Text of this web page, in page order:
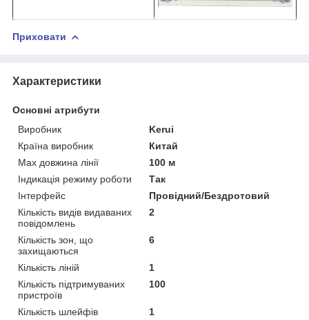
Приховати
Характеристики
Основні атрибути
Виробник
Kerui
Країна виробник
Китай
Max довжина лінії
100 м
Індикація режиму роботи
Так
Інтерфейс
Провідний/Бездротовий
Кількість видів видаваних
повідомлень
2
Кількість зон, що
захищаються
6
Кількість ліній
1
Кількість підтримуваних
пристроїв
100
Кількість шлейфів 1